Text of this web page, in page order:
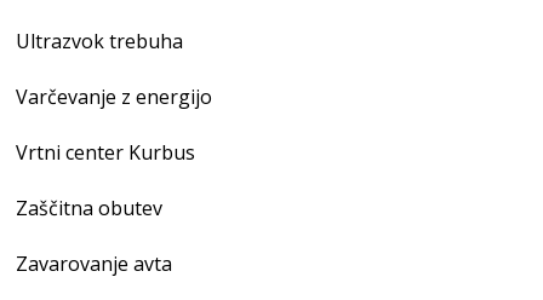
Ultrazvok trebuha
Varčevanje z energijo
Vrtni center Kurbus
Zaščitna obutev
Zavarovanje avta